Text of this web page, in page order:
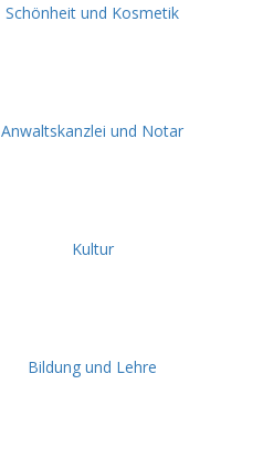
Schönheit und Kosmetik
Anwaltskanzlei und Notar
Kultur
Bildung und Lehre